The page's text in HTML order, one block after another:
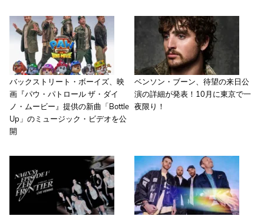
バックストリート・ボーイズ、映
画『パウ・パトロール ザ・ダイ
ノ・ムービー』提供の新曲「Bottle
Up」のミュージック・ビデオを公
開
ベンソン・ブーン、待望の来日公
演の詳細が発表！10月に東京で一
夜限り！